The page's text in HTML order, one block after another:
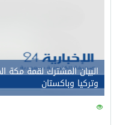
البيان المشترك لقمة مكة
وتركيا وباكستان